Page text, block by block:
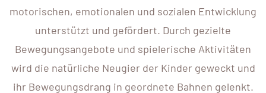
motorischen, emotionalen und sozialen Entwicklung
unterstützt und gefördert. Durch gezielte
Bewegungsangebote und spielerische Aktivitäten
wird die natürliche Neugier der Kinder geweckt und
ihr Bewegungsdrang in geordnete Bahnen gelenkt.